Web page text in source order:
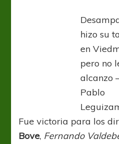
hizo su
en
pero no
alcanzo
Pablo
Fue victoria para los
Bove, Fernando